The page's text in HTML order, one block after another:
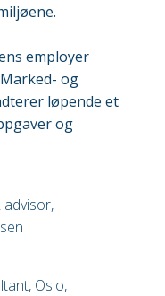
employer
og
løpende et
og
advisor,
Oslo,